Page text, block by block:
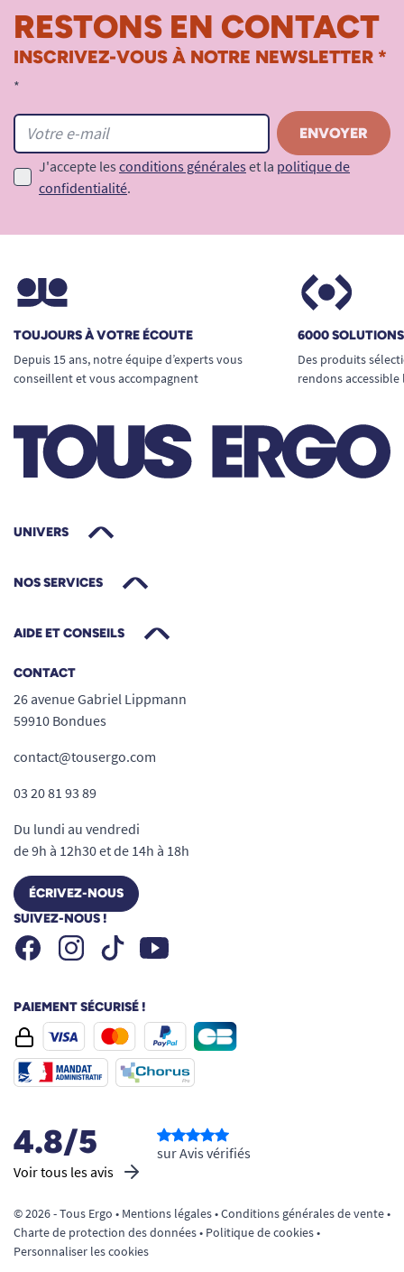
RESTONS EN CONTACT
INSCRIVEZ-VOUS À NOTRE NEWSLETTER *
*
J'accepte les conditions générales et la politique de
confidentialité.
TOUJOURS À VOTRE ÉCOUTE
Depuis 15 ans, notre équipe d’experts vous
conseillent et vous accompagnent
6000
Des produits
rendons
UNIVERS
NOS SERVICES
AIDE ET CONSEILS
CONTACT
26 avenue Gabriel Lippmann
59910 Bondues
contact@tousergo.com
03 20 81 93 89
Du lundi au vendredi
de 9h à 12h30 et de 14h à 18h
ÉCRIVEZ-NOUS
SUIVEZ-NOUS !
FacebookInstagramTiktok Youtube
PAIEMENT SÉCURISÉ !
4.8/5
Voir tous les avis
sur Avis vérifiés
© 2026 - Tous Ergo • Mentions légales•Conditions générales de vente•
Charte de protection des données• Politique de cookies•
Personnaliser les cookies